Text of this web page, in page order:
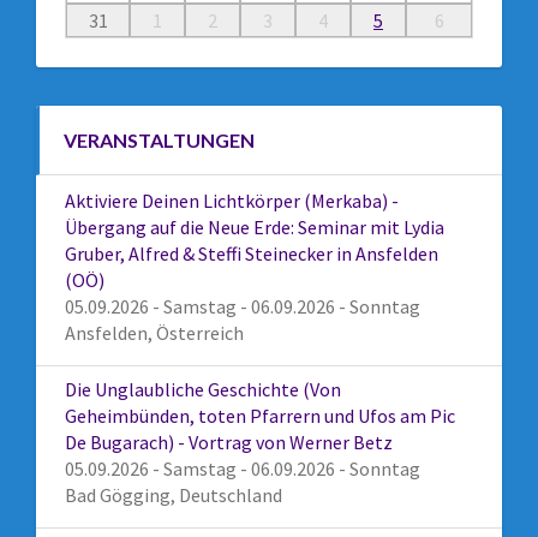
31
1 2 3 4 5 6
VERANSTALTUNGEN
Aktiviere Deinen Lichtkörper (Merkaba) -
Übergang auf die Neue Erde: Seminar mit Lydia
Gruber, Alfred & Steffi Steinecker in Ansfelden
(OÖ)
05.09.2026 - Samstag - 06.09.2026 - Sonntag
Ansfelden, Österreich
Die Unglaubliche Geschichte (Von
Geheimbünden, toten Pfarrern und Ufos am Pic
De Bugarach) - Vortrag von Werner Betz
05.09.2026 - Samstag - 06.09.2026 - Sonntag
Bad Gögging, Deutschland